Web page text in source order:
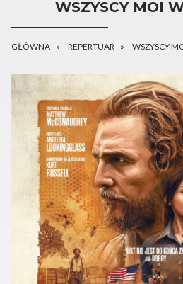
WSZYSCY MOI
GŁÓWNA REPERTUAR WSZYSCY